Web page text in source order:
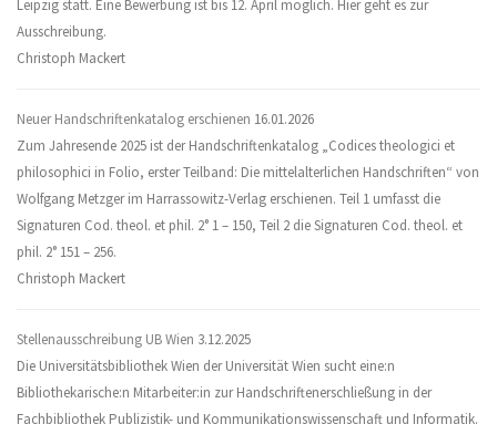
Leipzig statt. Eine Bewerbung ist bis 12. April möglich. Hier geht es zur
Ausschreibung.
Christoph Mackert
Neuer Handschriftenkatalog erschienen 16.01.2026
Zum Jahresende 2025 ist der Handschriftenkatalog „Codices theologici et
philosophici in Folio, erster Teilband: Die mittelalterlichen Handschriften“ von
Wolfgang Metzger im Harrassowitz-Verlag erschienen. Teil 1 umfasst die
Signaturen Cod. theol. et phil. 2° 1 – 150, Teil 2 die Signaturen Cod. theol. et
phil. 2° 151 – 256.
Christoph Mackert
Stellenausschreibung UB Wien 3.12.2025
Die Universitätsbibliothek Wien der Universität Wien sucht eine:n
Bibliothekarische:n Mitarbeiter:in zur Handschriftenerschließung in der
Fachbibliothek Publizistik- und Kommunikationswissenschaft und Informatik.